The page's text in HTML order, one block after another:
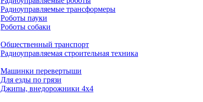
Радиоуправляемые трансформеры
Роботы пауки
Роботы собаки
Общественный транспорт
Радиоуправляемая строительная техника
Машинки перевертыши
Для езды по грязи
Джипы, внедорожники 4x4